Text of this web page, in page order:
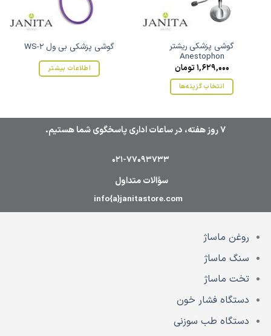
گوشی پزشکی ریشتر
Anestophon
1,629,000تومان
انتخاب گزینه‌ها
دارای
ممکن
گوشی پزشکی بی ول WS-2
اطلاعات بیشتر
7 روز هفته، در ساعات اداری پاسخگوی شما هستیم.
021-77093733
سؤالات متداول
info{a}janitastore.com
روغن ماساژ
سنگ ماساژ
تخت ماساژ
دستگاه فشار خون
دستگاه طب سوزنی